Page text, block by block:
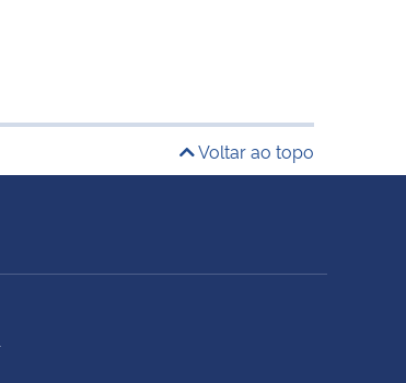
Voltar ao topo